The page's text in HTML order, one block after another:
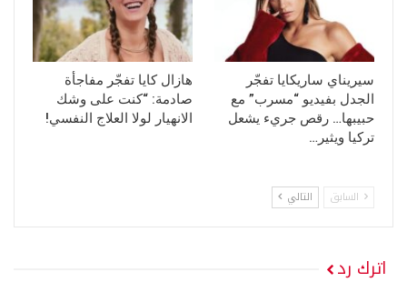
سيريناي ساريكايا تفجّر
الجدل بفيديو “مسرب” مع
حبيبها… رقص جريء يشعل
تركيا ويثير…
هازال كايا تفجّر مفاجأة
صادمة: “كنت على وشك
الانهيار لولا العلاج النفسي!
السابق التالي
اترك رد